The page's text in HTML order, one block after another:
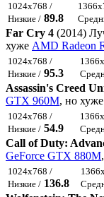
1024x768 /
Низкие / 89.8
Far Cry 4 (2014)
хуже AMD Radeon
1024x768 /
Низкие / 95.3
Assassin's Creed
GTX 960M, но хуже
1024x768 /
Низкие / 54.9
Call of Duty:
GeForce GTX 880M
1024x768 /
Низкие / 136.8